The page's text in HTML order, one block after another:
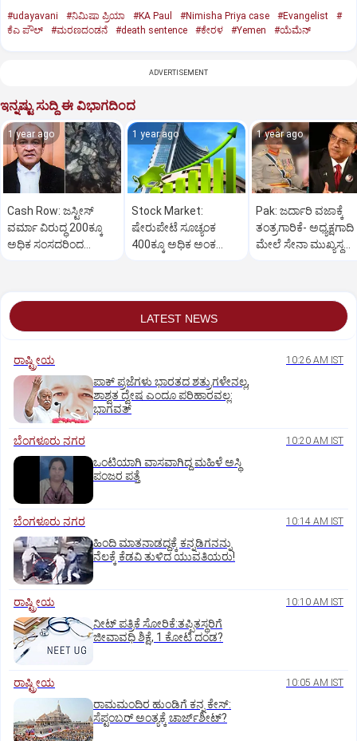
#udayavani #ನಿಮಿಷಾ ಪ್ರಿಯಾ #KA Paul #Nimisha Priya case #Evangelist
#
ಕೆಎ ಪೌಲ್
#ಮರಣದಂಡನೆ #death sentence #ಕೇರಳ #Yemen #ಯೆಮೆನ್‌
ADVERTISEMENT
ಇನ್ನಷ್ಟು ಸುದ್ದಿ ಈ ವಿಭಾಗದಿಂದ
1 year ago
Cash Row: ಜಸ್ಟೀಸ್‌
ವರ್ಮಾ ವಿರುದ್ಧ 200ಕ್ಕೂ
ಅಧಿಕ ಸಂಸದರಿಂದ
1 year ago
Stock Market:
ಷೇರುಪೇಟೆ ಸೂಚ್ಯಂಕ
400ಕ್ಕೂ ಅಧಿಕ ಅಂಕ
1 year ago
Pak: ಜರ್ದಾರಿ ವಜಾಕ್ಕೆ
ತಂತ್ರಗಾರಿಕೆ- ಅಧ್ಯಕ್ಷಗಾದಿ
ಮೇಲೆ ಸೇನಾ ಮುಖ್ಯಸ್ಥ
LATEST NEWS
ರಾಷ್ಟ್ರೀಯ 10:26 AM IST
ಪಾಕ್‌ ಪ್ರಜೆಗಳು ಭಾರತದ ಶತ್ರುಗಳೇನಲ್ಲ,
ಶಾಶ್ವತ ದ್ವೇಷ ಎಂದೂ ಪರಿಹಾರವಲ್ಲ:
ಭಾಗವತ್‌
ಬೆಂಗಳೂರು ನಗರ 10:20 AM IST
ಒಂಟಿಯಾಗಿ ವಾಸವಾಗಿದ್ದ ಮಹಿಳೆ ಅಸ್ಥಿ
ಪಂಜರ ಪತ್ತೆ
ಬೆಂಗಳೂರು ನಗರ 10:14 AM IST
ಹಿಂದಿ ಮಾತನಾಡದ್ದಕ್ಕೆ ಕನ್ನಡಿಗನನ್ನು
ನೆಲಕ್ಕೆ ಕೆಡವಿ ತುಳಿದ ಯುವತಿಯರು!
ರಾಷ್ಟ್ರೀಯ 10:10 AM IST
ನೀಟ್‌ ಪತ್ರಿಕೆ ಸೋರಿಕೆ:ತಪ್ಪಿತಸ್ಥರಿಗೆ
ಜೀವಾವಧಿ ಶಿಕ್ಷೆ, 1 ಕೋಟಿ ದಂಡ?
ರಾಷ್ಟ್ರೀಯ 10:05 AM IST
ರಾಮಮಂದಿರ ಹುಂಡಿಗೆ ಕನ್ನ ಕೇಸ್‌:
ಸೆಪ್ಟಂಬರ್‌ ಅಂತ್ಯಕ್ಕೆ ಚಾರ್ಜ್‌ಶೀಟ್‌?